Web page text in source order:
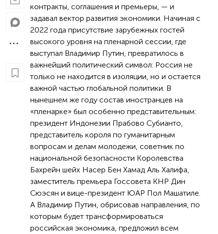
контракты, соглашения и премьеры, — и
задавал вектор развития экономики. Начиная с
2022 года присутствие зарубежных гостей
высокого уровня на пленарной сессии, где
выступал Владимир Путин, превратилось в
важнейший политический символ: Россия не
только не находится в изоляции, но и остается
важной частью глобальной политики. В
нынешнем же году состав иностранцев на
«пленарке» был особенно представительным:
президент Индонезии Прабово Субианто,
представитель короля по гуманитарным
вопросам и делам молодежи, советник по
национальной безопасности Королевства
Бахрейн шейх Насер Бен Хамад Аль Халифа,
заместитель премьера Госсовета КНР Дин
Сюэсян и вице-президент ЮАР Пол Машатиле.
А Владимир Путин, обрисовав направления, по
которым будет трансформироваться
российская экономика, предложил всем